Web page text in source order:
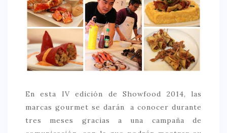
En esta IV edición de Showfood 2014, las
marcas gourmet se darán a conocer durante
tres meses gracias a una campaña de